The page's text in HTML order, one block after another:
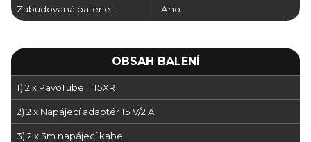
Zabudovaná baterie: Ano
OBSAH BALENÍ
1) 2 x PavoTube II 15XR
2) 2 x Napájecí adaptér 15 V/2 A
3) 2 x3m napájecí kabel